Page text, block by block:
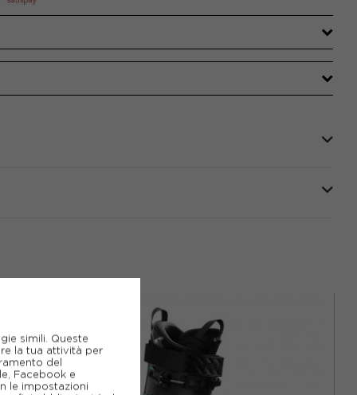
simili. Queste
la tua attività per
del
Facebook e
le impostazioni